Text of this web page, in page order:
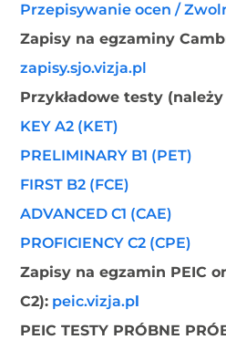
Przepisywanie ocen /
Zapisy na egzaminy
zapisy.sjo.vizja.pl
Przykładowe testy
KEY A2 (KET)
PRELIMINARY B1 (PET)
FIRST B2 (FCE)
ADVANCED C1 (CAE)
PROFICIENCY C2 (CPE)
Zapisy na egzamin PEIC
C2): peic.vizja.pl
PEIC TESTY PRÓBNE